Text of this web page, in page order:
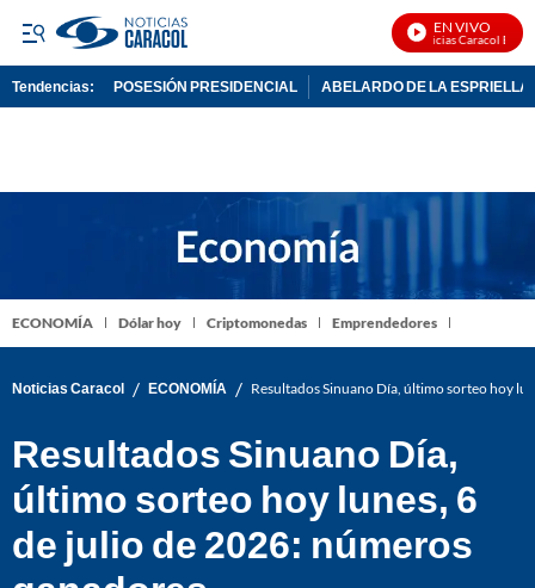
EN VIVO
Noticias Caracol En Vivo
Tendencias: POSESIÓN PRESIDENCIAL ABELARDO DE LA ESPRIELLA
ECONOMÍA Dólar hoy Criptomonedas Emprendedores
Noticias Caracol / ECONOMÍA / Resultados Sinuano Día, último sorteo hoy
Resultados Sinuano Día,
último sorteo hoy lunes, 6
de julio de 2026: números